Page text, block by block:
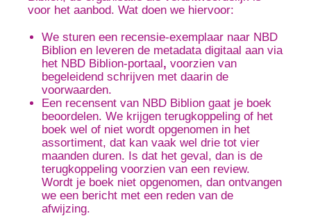
voor het aanbod. Wat doen we hiervoor:
We sturen een recensie-exemplaar naar NBD
Biblion en leveren de metadata digitaal aan via
het NBD Biblion-portaal, voorzien van
begeleidend schrijven met daarin de
voorwaarden.
Een recensent van NBD Biblion gaat je boek
beoordelen. We krijgen terugkoppeling of het
boek wel of niet wordt opgenomen in het
assortiment, dat kan vaak wel drie tot vier
maanden duren. Is dat het geval, dan is de
terugkoppeling voorzien van een review.
Wordt je boek niet opgenomen, dan ontvangen
we een bericht met een reden van de
afwijzing.